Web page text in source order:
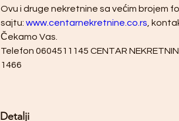
Ovu i druge nekretnine sa većim
sajtu: www.centarnekretnine.co.rs ,
Čekamo Vas.
Telefon 0604511145 CENTAR
1466
Detalji